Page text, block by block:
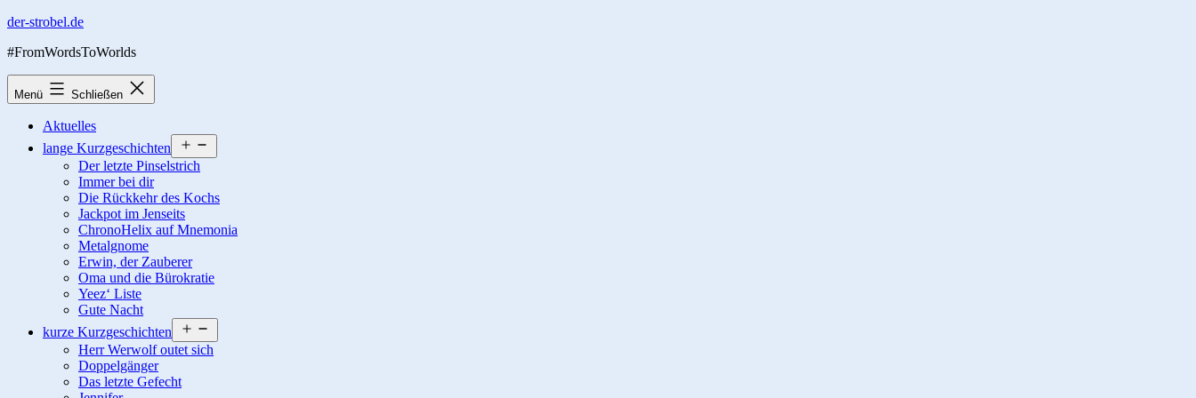
Zum
springen
der-strobel.de
#FromWordsToWorlds
Menü Schließen
Aktuelles
lange Kurzgeschichten
öffnen
Der letzte Pinselstrich
Immer bei dir
Die Rückkehr des Kochs
Jackpot im Jenseits
ChronoHelix auf Mnemonia
Metalgnome
Erwin, der Zauberer
Oma und die Bürokratie
Yeez‘ Liste
Gute Nacht
kurze Kurzgeschichten
öffnen
Herr Werwolf outet sich
Doppelgänger
Das letzte Gefecht